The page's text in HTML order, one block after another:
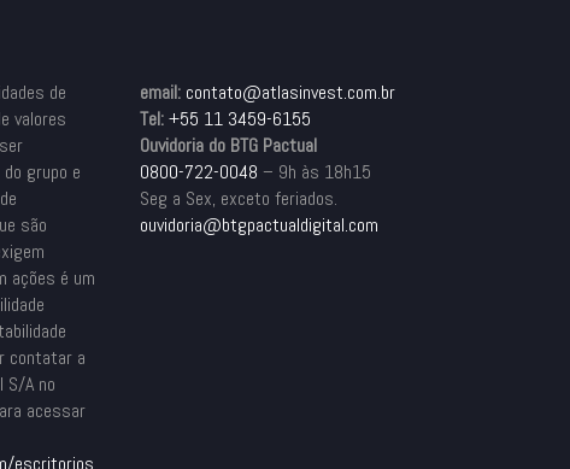
de
valores
grupo e
são
ações é um
contatar a
S/A no
acessar
escritorios
email: contato@atlasinvest.com.br
Tel:+55 11 3459-6155
Ouvidoria do BTG Pactual
0800-722-0048 – 9h às 18h15
Seg a Sex, exceto feriados.
ouvidoria@btgpactualdigital.com